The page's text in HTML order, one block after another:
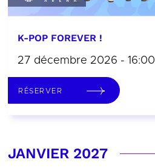
K-POP FOREVER !
27 décembre 2026 - 16:00
RÉSERVER
JANVIER 2027